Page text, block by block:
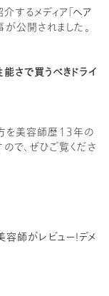
るメディア「 ヘア
公開されました。
さで買うべきドライ
方を美容師歴13年の
で、ぜひご覧くださ
容師がレビュー！デメ